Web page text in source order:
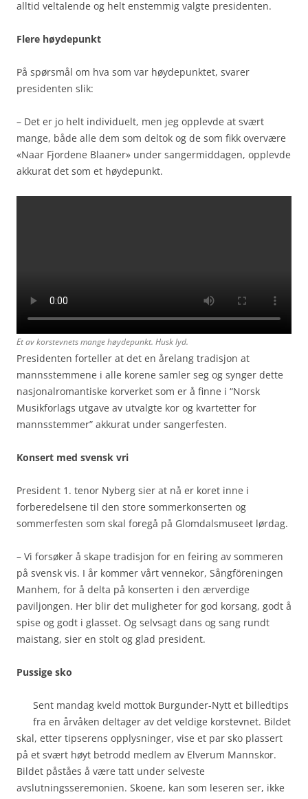
alltid veltalende og helt enstemmig valgte presidenten.
Flere høydepunkt
På spørsmål om hva som var høydepunktet, svarer
presidenten slik:
– Det er jo helt individuelt, men jeg opplevde at svært
mange, både alle dem som deltok og de som fikk overvære
«Naar Fjordene Blaaner» under sangermiddagen, opplevde
akkurat det som et høydepunkt.
Et av korstevnets mange høydepunkt. Husk lyd.
Presidenten forteller at det en årelang tradisjon at
mannsstemmene i alle korene samler seg og synger dette
nasjonalromantiske korverket som er å finne i “Norsk
Musikforlags utgave av utvalgte kor og kvartetter for
mannsstemmer” akkurat under sangerfesten.
Konsert med svensk vri
President 1. tenor Nyberg sier at nå er koret inne i
forberedelsene til den store sommerkonserten og
sommerfesten som skal foregå på Glomdalsmuseet lørdag.
– Vi forsøker å skape tradisjon for en feiring av sommeren
på svensk vis. I år kommer vårt vennekor, Sångföreningen
Manhem, for å delta på konserten i den ærverdige
paviljongen. Her blir det muligheter for god korsang, godt å
spise og godt i glasset. Og selvsagt dans og sang rundt
maistang, sier en stolt og glad president.
Pussige sko
Sent mandag kveld mottok Burgunder-Nytt et billedtips
fra en årvåken deltager av det veldige korstevnet. Bildet
skal, etter tipserens opplysninger, vise et par sko plassert
på et svært høyt betrodd medlem av Elverum Mannskor.
Bildet påståes å være tatt under selveste
avslutningsseremonien. Skoene, kan som leseren ser, ikke